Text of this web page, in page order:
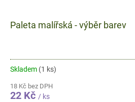
Paleta malířská - výběr barev
Skladem (1 ks)
18 Kč bez DPH
22 Kč / ks